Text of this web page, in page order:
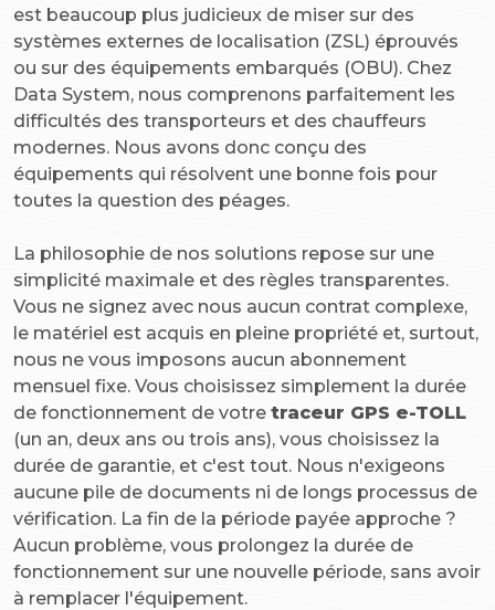
est beaucoup plus judicieux de miser sur des
systèmes externes de localisation (ZSL) éprouvés
ou sur des équipements embarqués (OBU). Chez
Data System, nous comprenons parfaitement les
difficultés des transporteurs et des chauffeurs
modernes. Nous avons donc conçu des
équipements qui résolvent une bonne fois pour
toutes la question des péages.
La philosophie de nos solutions repose sur une
simplicité maximale et des règles transparentes.
Vous ne signez avec nous aucun contrat complexe,
le matériel est acquis en pleine propriété et, surtout,
nous ne vous imposons aucun abonnement
mensuel fixe. Vous choisissez simplement la durée
de fonctionnement de votre traceur GPS e-TOLL
(un an, deux ans ou trois ans), vous choisissez la
durée de garantie, et c'est tout. Nous n'exigeons
aucune pile de documents ni de longs processus de
vérification. La fin de la période payée approche ?
Aucun problème, vous prolongez la durée de
fonctionnement sur une nouvelle période, sans avoir
à remplacer l'équipement.